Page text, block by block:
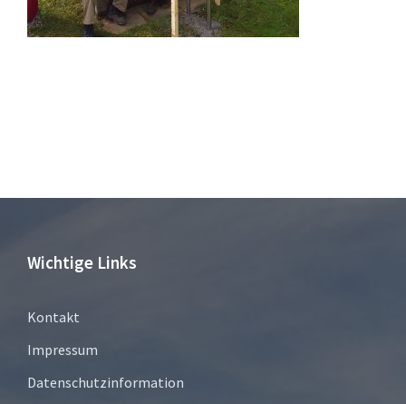
Wichtige Links
Kontakt
Impressum
Datenschutzinformation